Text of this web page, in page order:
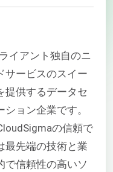
イアント独自のニ
サービスのスイー
提供するデータセ
ョン企業です。
の信頼で
最先端の技術と業
で信頼性の高いソ